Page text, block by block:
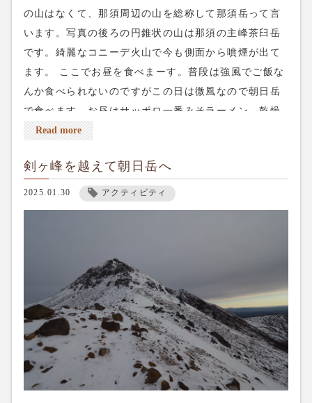
の山はなくて、那須周辺の山を総称して那須岳って言
います。写真の後ろの円錐状の山は那須の主峰茶臼岳
です。綺麗なコニーデ火山で今も側面から噴煙が出て
ます。 ここでお昼を食べまーす。普段は強風でご飯な
んか食べられないのですがこの日は微風なので朝日岳
で食べます。お昼はサッポロ一番みそラーメン。乾燥
野菜とワカメは必須です。 コンビニで買ったおにぎり
こんなに風の無い那須の山は初めてですね〜、良い日
にきました。準備して下山します。 ネット予約は上の
reservationから、電話予約は03-5284-8672、よろしく
Read more
剣ヶ峰を越えて朝日岳へ
2025.01.30 アクティビティ